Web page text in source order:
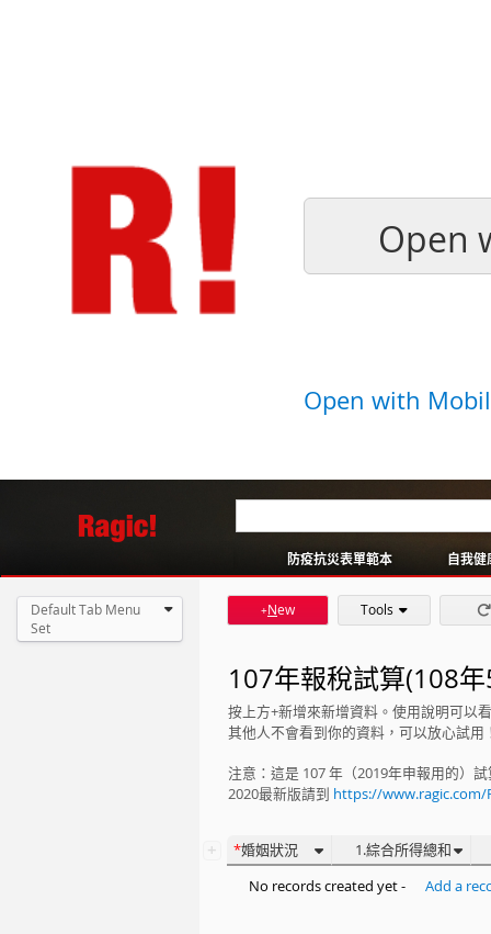
Open
Open with
防疫抗災表單範本 自我健
Default Tab Menu
Set
+New Tools
107年報稅試算(108
按上方+新增來新增資料。使用說明可以
其他人不會看到你的資料，可以放心試
注意：這是 107 年（2019年申報用的）
2020最新版請到 https://
+ 婚姻狀況
1.綜合所得總和
No records created yet -
Add a